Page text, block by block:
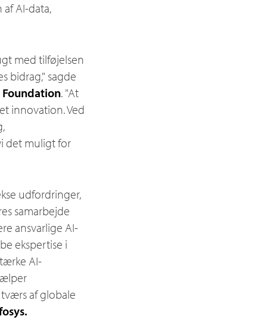
AI-data,
med tilføjelsen
bidrag," sagde
Foundation. "At
innovation. Ved
det muligt for
udfordringer,
samarbejde
ansvarlige AI-
ekspertise i
AI-
af globale